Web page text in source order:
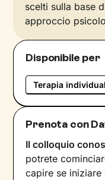
scelti sulla base
approccio
Disponibile per
Terapia
Prenota con
Il colloquio
potrete
capire se iniziare